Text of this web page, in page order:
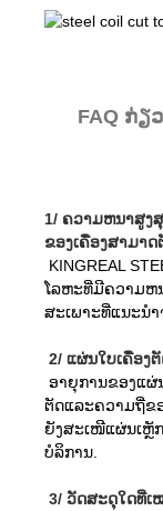
FAQ ກ່ຽ
1/ ຄວາມຫນາສູງ
ຂອງເຄື່ອງສາມາ
KINGREAL
ໂລຫະທີ່ມີຄວາມຫ
ສະເພາະທີ່ແນະນໍ
2/ ແຜ່ນໃບເຄື່ອງ
ອາຍຸການຂອງແຜ່
ຕັດແລະຄວາມຖີ່ຂອ
ຍັງສະເໜີແຜ່ນເຫຼັ
ບໍລິການ.
3/ ວັດສະດຸໃດທີ່ເ